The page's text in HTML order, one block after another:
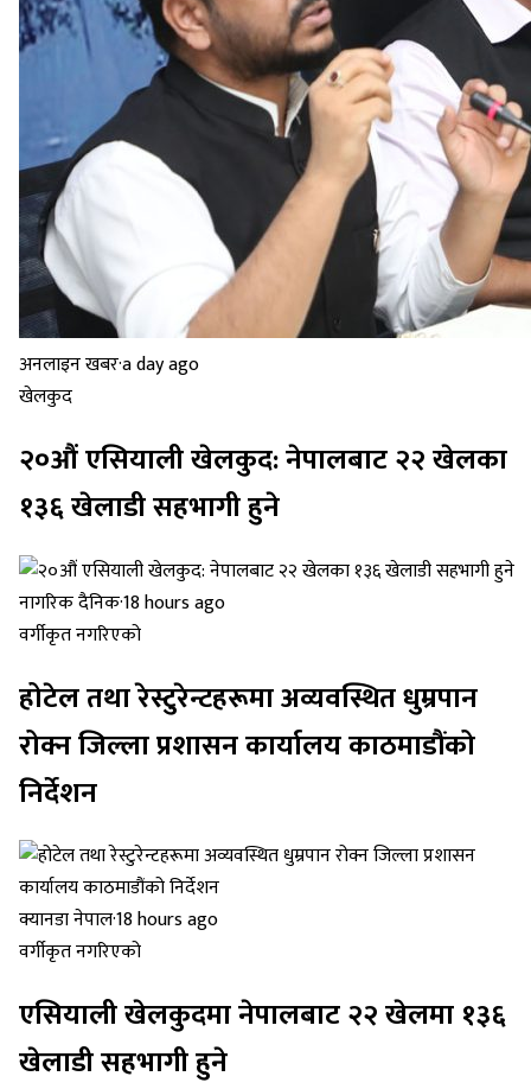
अनलाइन खबर·a day ago
खेलकुद
२०औं एसियाली खेलकुद: नेपालबाट २२ खेलका
१३६ खेलाडी सहभागी हुने
नागरिक दैनिक·18 hours ago
वर्गीकृत नगरिएको
होटेल तथा रेस्टुरेन्टहरूमा अव्यवस्थित धुम्रपान
रोक्न जिल्ला प्रशासन कार्यालय काठमाडौंको
निर्देशन
क्यानडा नेपाल·18 hours ago
वर्गीकृत नगरिएको
एसियाली खेलकुदमा नेपालबाट २२ खेलमा १३६
खेलाडी सहभागी हुने